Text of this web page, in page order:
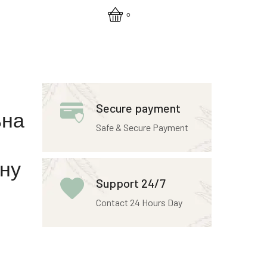
0
Secure payment
Safe & Secure Payment
Support 24/7
Contact 24 Hours Day